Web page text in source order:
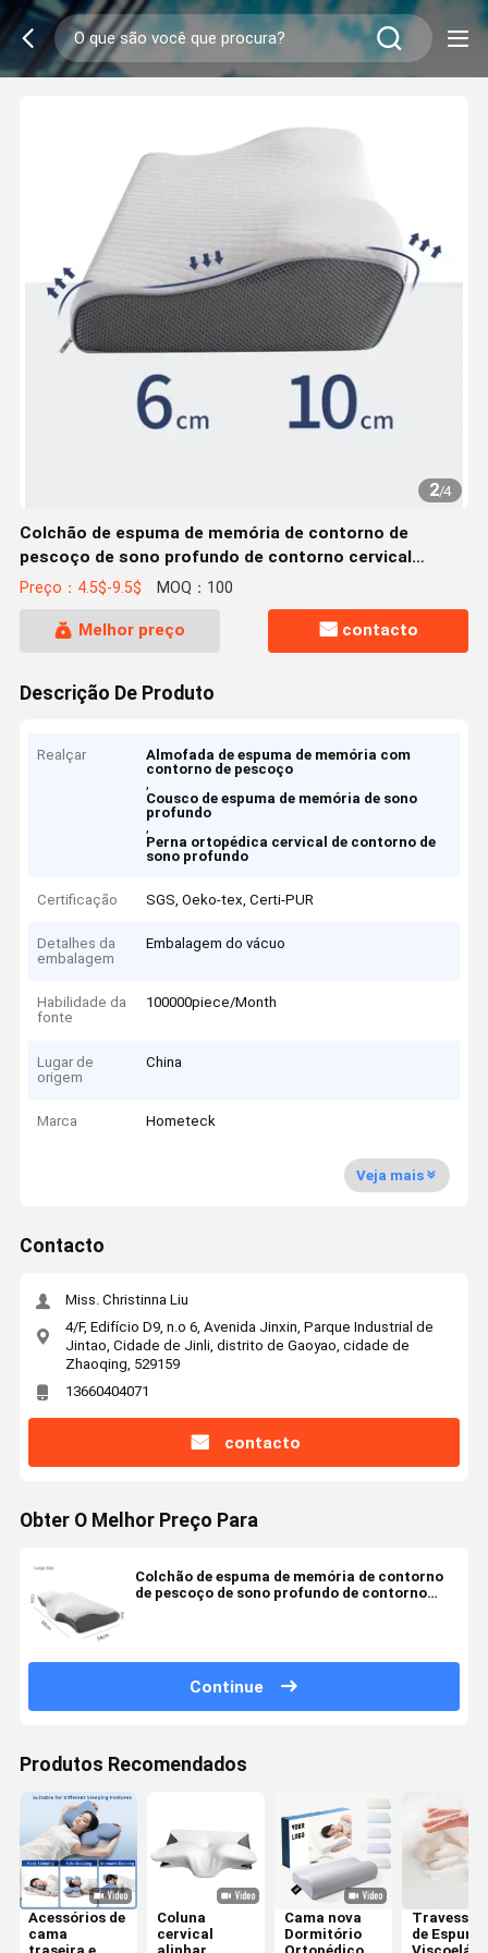
2/4
Colchão de espuma de memória de contorno de
pescoço de sono profundo de contorno cervical
almofada ortopédica
Preço：4.5$-9.5$ MOQ：100
Melhor preço contacto
Descrição De Produto
Realçar
Almofada de espuma de memória com
contorno de pescoço
,
Cousco de espuma de memória de sono
profundo
,
Perna ortopédica cervical de contorno de
sono profundo
Certificação SGS, Oeko-tex, Certi-PUR
Detalhes da
embalagem
Embalagem do vácuo
Habilidade da
fonte
100000piece/Month
Lugar de
origem
China
Marca Hometeck
Veja mais
Contacto
Miss. Christinna Liu
4/F, Edifício D9, n.o 6, Avenida Jinxin, Parque Industrial de
Jintao, Cidade de Jinli, distrito de Gaoyao, cidade de
Zhaoqing, 529159
13660404071
contacto
Obter O Melhor Preço Para
Colchão de espuma de memória de contorno
de pescoço de sono profundo de contorno
Continue
Produtos Recomendados
Acessórios de
cama
Coluna
cervical
Cama nova
Dormitório
de Espuma